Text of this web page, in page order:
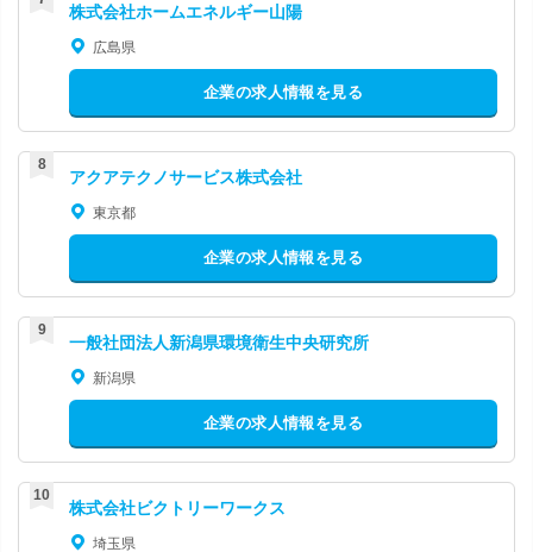
株式会社ホームエネルギー山陽
広島県
企業の求人情報を見る
アクアテクノサービス株式会社
東京都
企業の求人情報を見る
一般社団法人新潟県環境衛生中央研究所
新潟県
企業の求人情報を見る
株式会社ビクトリーワークス
埼玉県